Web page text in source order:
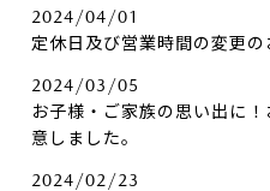
2024/04/01
定休日及び営業時間の変更の
2024/03/05
お子様・ご家族の思い出に
意しました。
2024/02/23